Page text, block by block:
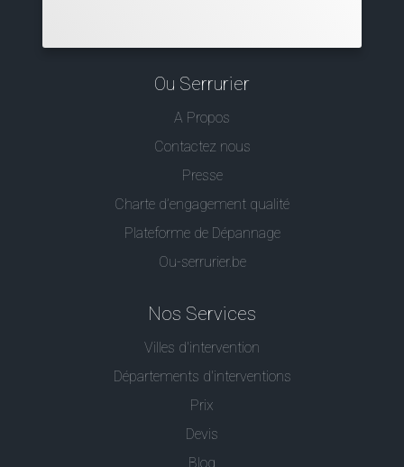
Ou Serrurier
A Propos
Contactez nous
Presse
Charte d’engagement qualité
Plateforme de Dépannage
Ou-serrurier.be
Nos Services
Villes d'intervention
Départements d'interventions
Prix
Devis
Blog